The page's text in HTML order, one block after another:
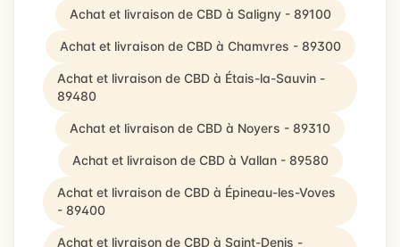
Achat et livraison de CBD à Saligny - 89100
Achat et livraison de CBD à Chamvres - 89300
Achat et livraison de CBD à Étais-la-Sauvin -
89480
Achat et livraison de CBD à Noyers - 89310
Achat et livraison de CBD à Vallan - 89580
Achat et livraison de CBD à Épineau-les-Voves
- 89400
Achat et livraison de CBD à Saint-Denis -